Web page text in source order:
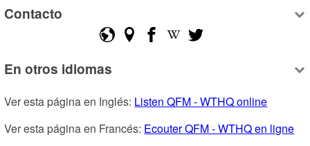
Contacto
En otros idiomas
Ver esta página en Inglés: Listen QFM - WTHQ online
Ver esta página en Francés: Ecouter QFM - WTHQ en ligne